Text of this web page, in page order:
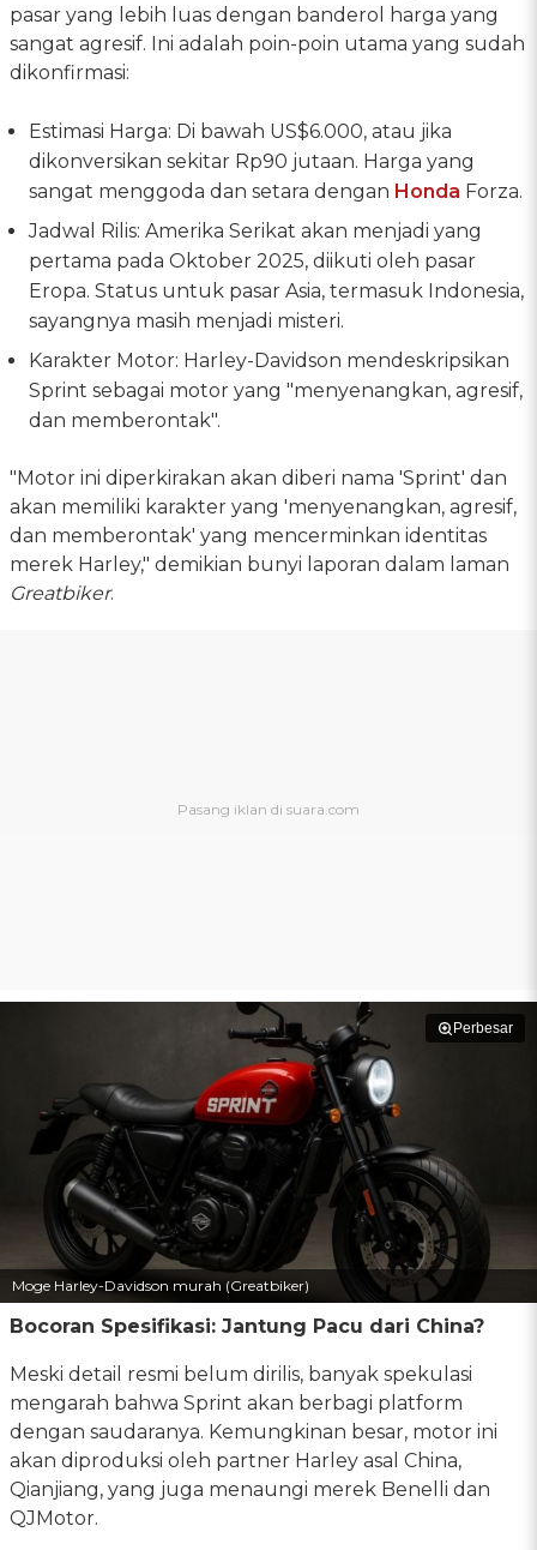
pasar yang lebih luas dengan banderol harga yang
sangat agresif. Ini adalah poin-poin utama yang sudah
dikonfirmasi:
Estimasi Harga: Di bawah US$6.000, atau jika
dikonversikan sekitar Rp90 jutaan. Harga yang
sangat menggoda dan setara dengan Honda Forza.
Jadwal Rilis: Amerika Serikat akan menjadi yang
pertama pada Oktober 2025, diikuti oleh pasar
Eropa. Status untuk pasar Asia, termasuk Indonesia,
sayangnya masih menjadi misteri.
Karakter Motor: Harley-Davidson mendeskripsikan
Sprint sebagai motor yang "menyenangkan, agresif,
dan memberontak".
"Motor ini diperkirakan akan diberi nama 'Sprint' dan
akan memiliki karakter yang 'menyenangkan, agresif,
dan memberontak' yang mencerminkan identitas
merek Harley," demikian bunyi laporan dalam laman
Greatbiker.
Perbesar
Moge Harley-Davidson murah (Greatbiker)
Bocoran Spesifikasi: Jantung Pacu dari China?
Meski detail resmi belum dirilis, banyak spekulasi
mengarah bahwa Sprint akan berbagi platform
dengan saudaranya. Kemungkinan besar, motor ini
akan diproduksi oleh partner Harley asal China,
Qianjiang, yang juga menaungi merek Benelli dan
QJMotor.